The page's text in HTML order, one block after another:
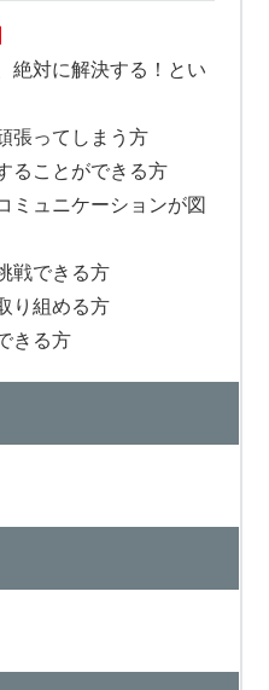
絶対に解決する！とい
張ってしまう方
ることができる方
ュニケーションが図
戦できる方
り組める方
きる方